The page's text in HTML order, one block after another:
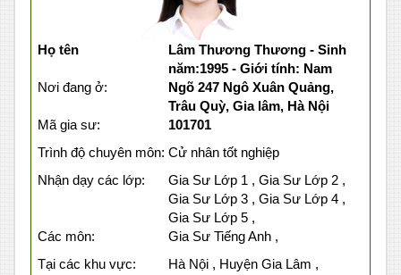
Họ tên
Lâm Thương Thương - Sinh
năm:1995 - Giới tính: Nam
Nơi đang ở:
Ngõ 247 Ngô Xuân Quảng,
Trâu Quỳ, Gia lâm, Hà Nội
Mã gia sư:
101701
Trình độ chuyên môn: Cử nhân tốt nghiệp
Nhận dạy các lớp:
Gia Sư Lớp 1 , Gia Sư Lớp 2 ,
Gia Sư Lớp 3 , Gia Sư Lớp 4 ,
Gia Sư Lớp 5 ,
Các môn:
Gia Sư Tiếng Anh ,
Tại các khu vực:
Hà Nội , Huyện Gia Lâm ,